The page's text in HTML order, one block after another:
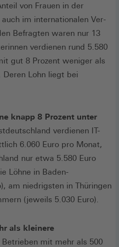
von Frauen in der
auch im internationalen Ver­
Befragten waren nur 13
verdienen rund 5.580
gut 8 Prozent weniger als
Deren Lohn liegt bei
knapp 8 Prozent unter
verdienen IT-
6.060 Euro pro Monat,
nur etwa 5.580 Euro
Löhne in Baden-
am niedrigsten in Thüringen
(jeweils 5.030 Euro).
als kleinere
Betrieben mit mehr als 500